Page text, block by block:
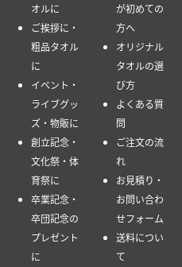
オルに
ご挨拶に・
粗品タオル
に
イベント・
ライブグッ
ズ・物販に
創立記念・
文化祭・体
育祭に
卒業記念・
卒団記念の
プレゼント
に
が初めての
方へ
オリジナル
タオルの選
び方
よくある質
問
ご注文の流
れ
お見積り・
お問い合わ
せフォーム
送料につい
て